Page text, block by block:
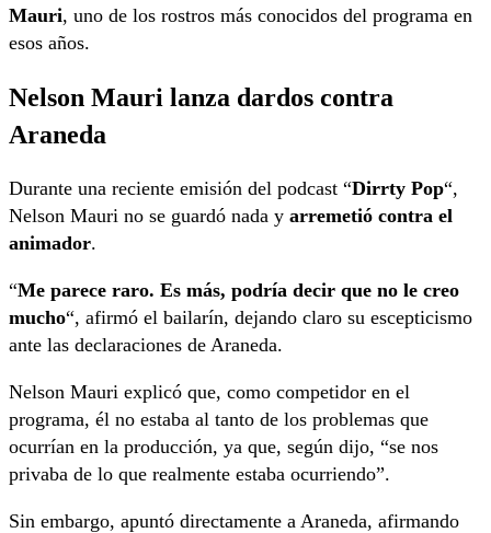
Mauri, uno de los rostros más conocidos del programa en
esos años.
Nelson Mauri lanza dardos contra
Araneda
Durante una reciente emisión del podcast “Dirrty Pop“,
Nelson Mauri no se guardó nada y arremetió contra el
animador.
“Me parece raro. Es más, podría decir que no le creo
mucho“, afirmó el bailarín, dejando claro su escepticismo
ante las declaraciones de Araneda.
Nelson Mauri explicó que, como competidor en el
programa, él no estaba al tanto de los problemas que
ocurrían en la producción, ya que, según dijo, “se nos
privaba de lo que realmente estaba ocurriendo”.
Sin embargo, apuntó directamente a Araneda, afirmando